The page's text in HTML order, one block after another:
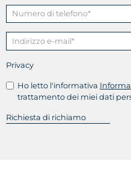
Privacy
Ho letto l'informativa
trattamento dei miei dati